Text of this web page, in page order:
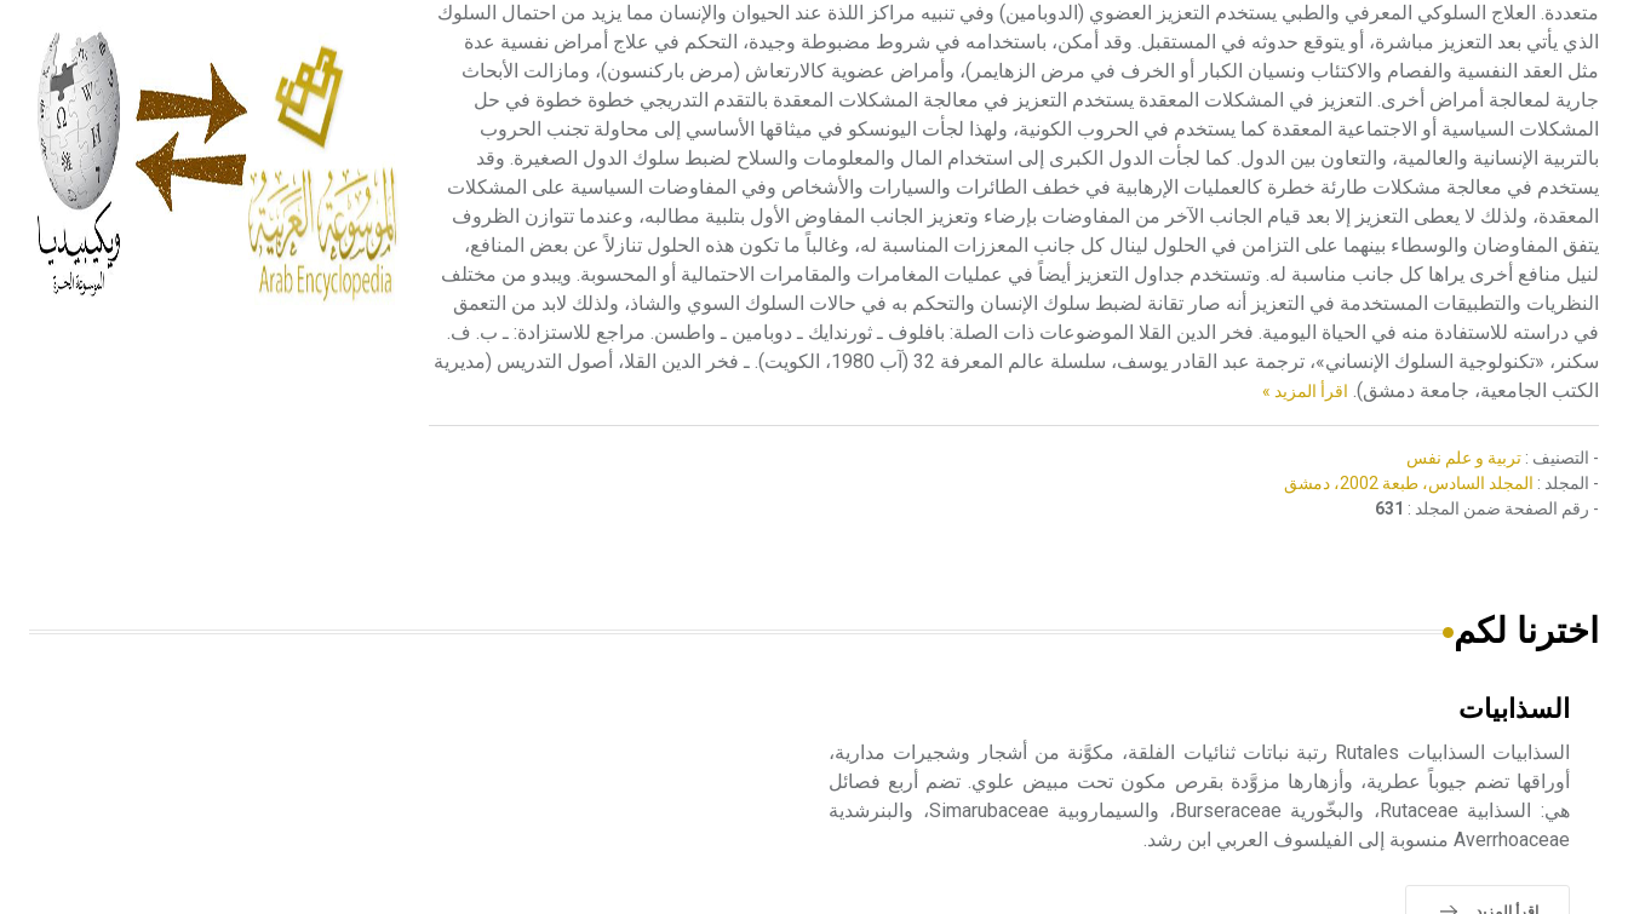
متعددة. العلاج السلوكي المعرفي والطبي يستخدم التعزيز العضوي (الدوبامين) وفي تنبيه مراكز اللذة عند الحيوان والإنسان مما يزيد من احتمال السلوك
الذي يأتي بعد التعزيز مباشرة، أو يتوقع حدوثه في المستقبل. وقد أمكن، باستخدامه في شروط مضبوطة وجيدة، التحكم في علاج أمراض نفسية عدة
مثل العقد النفسية والفصام والاكتئاب ونسيان الكبار أو الخرف في مرض الزهايمر)، وأمراض عضوية كالارتعاش (مرض باركنسون)، ومازالت الأبحاث
جارية لمعالجة أمراض أخرى. التعزيز في المشكلات المعقدة يستخدم التعزيز في معالجة المشكلات المعقدة بالتقدم التدريجي خطوة خطوة في حل
المشكلات السياسية أو الاجتماعية المعقدة كما يستخدم في الحروب الكونية، ولهذا لجأت اليونسكو في ميثاقها الأساسي إلى محاولة تجنب الحروب
بالتربية الإنسانية والعالمية، والتعاون بين الدول. كما لجأت الدول الكبرى إلى استخدام المال والمعلومات والسلاح لضبط سلوك الدول الصغيرة. وقد
يستخدم في معالجة مشكلات طارئة خطرة كالعمليات الإرهابية في خطف الطائرات والسيارات والأشخاص وفي المفاوضات السياسية على المشكلات
المعقدة، ولذلك لا يعطى التعزيز إلا بعد قيام الجانب الآخر من المفاوضات بإرضاء وتعزيز الجانب المفاوض الأول بتلبية مطالبه، وعندما تتوازن الظروف
يتفق المفاوضان والوسطاء بينهما على التزامن في الحلول لينال كل جانب المعززات المناسبة له، وغالباً ما تكون هذه الحلول تنازلاً عن بعض المنافع،
لنيل منافع أخرى يراها كل جانب مناسبة له. وتستخدم جداول التعزيز أيضاً في عمليات المغامرات والمقامرات الاحتمالية أو المحسوبة. ويبدو من مختلف
النظريات والتطبيقات المستخدمة في التعزيز أنه صار تقانة لضبط سلوك الإنسان والتحكم به في حالات السلوك السوي والشاذ، ولذلك لابد من التعمق
في دراسته للاستفادة منه في الحياة اليومية. فخر الدين القلا الموضوعات ذات الصلة: بافلوف ـ ثورندايك ـ دوبامين ـ واطسن. مراجع للاستزادة: ـ ب. ف.
سكنر، «تكنولوجية السلوك الإنساني»، ترجمة عبد القادر يوسف، سلسلة عالم المعرفة 32 (آب 1980، الكويت). ـ فخر الدين القلا، أصول التدريس (مديرية
الكتب الجامعية، جامعة دمشق). اقرأ المزيد »
- التصنيف : تربية و علم نفس
- المجلد : المجلد السادس، طبعة 2002، دمشق
- رقم الصفحة ضمن المجلد : 631
أربعة مؤلفات هي: الحكم، الأدلة، تنظيم
التغذية، ورسالته في جروح الرأس.
ويعود له الفضل بأنه حرر الطب من
الدين والفلسفة.
- هل تعلم أن المرجان إفراز حيواني
يتكون في البحر ويتركب من مادة
كربونات الكلسيوم، وهو أحمر أو شديد
الحمرة وهو أجود أنواعه، ويمتاز بكبر
الحجم ويسمى الش
اخترنا لكم
السذابيات
السذابيات السذابيات Rutales رتبة نباتات ثنائيات الفلقة، مكوَّنة من أشجار وشجيرات مدارية،
أوراقها تضم جيوباً عطرية، وأزهارها مزوَّدة بقرص مكون تحت مبيض علوي. تضم أربع فصائل
هي: السذابية Rutaceae، والبخّورية Burseraceae، والسيماروبية Simarubaceae، والبنرشدية
Averrhoaceae منسوبة إلى الفيلسوف العربي ابن رشد.